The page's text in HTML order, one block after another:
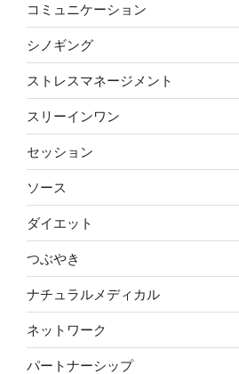
コミュニケーション
シノギング
ストレスマネージメント
スリーインワン
セッション
ソース
ダイエット
つぶやき
ナチュラルメディカル
ネットワーク
パートナーシップ